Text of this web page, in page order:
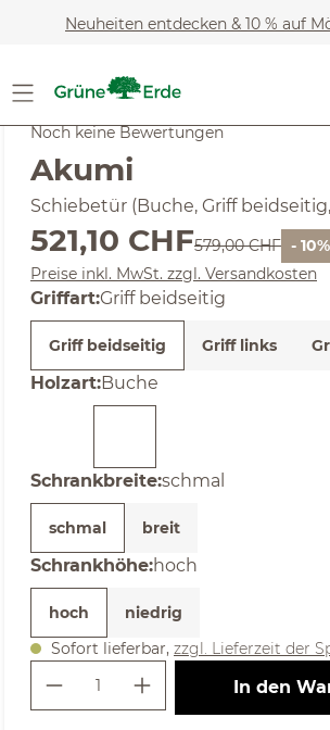
Zum Hauptinhalt springen
Neuheiten entdecken & 10 % auf
SALE
Noch keine Bewertungen
Akumi
Schiebetür (Buche, Griff
Verkaufspreis:
521,10 CHFRegulärer Preis:
579,00 CHF - 10%
Preise inkl. MwSt. zzgl. Versandkosten
Griffartauswählen
:Griff beidseitig
Griff beidseitig Griff links
Holzartauswählen
:Buche
Schrankbreiteauswählen
:schmal
schmal breit
Schrankhöheauswählen
:hoch
hoch
niedrig
Sofort lieferbar, zzgl. Lieferzeit der
Produkt Anzahl: Gib
In den